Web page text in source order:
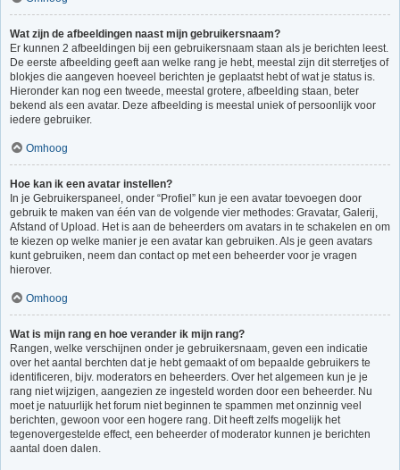
Wat zijn de afbeeldingen naast mijn gebruikersnaam?
Er kunnen 2 afbeeldingen bij een gebruikersnaam staan als je berichten leest.
De eerste afbeelding geeft aan welke rang je hebt, meestal zijn dit sterretjes of
blokjes die aangeven hoeveel berichten je geplaatst hebt of wat je status is.
Hieronder kan nog een tweede, meestal grotere, afbeelding staan, beter
bekend als een avatar. Deze afbeelding is meestal uniek of persoonlijk voor
iedere gebruiker.
Omhoog
Hoe kan ik een avatar instellen?
In je Gebruikerspaneel, onder “Profiel” kun je een avatar toevoegen door
gebruik te maken van één van de volgende vier methodes: Gravatar, Galerij,
Afstand of Upload. Het is aan de beheerders om avatars in te schakelen en om
te kiezen op welke manier je een avatar kan gebruiken. Als je geen avatars
kunt gebruiken, neem dan contact op met een beheerder voor je vragen
hierover.
Omhoog
Wat is mijn rang en hoe verander ik mijn rang?
Rangen, welke verschijnen onder je gebruikersnaam, geven een indicatie
over het aantal berchten dat je hebt gemaakt of om bepaalde gebruikers te
identificeren, bijv. moderators en beheerders. Over het algemeen kun je je
rang niet wijzigen, aangezien ze ingesteld worden door een beheerder. Nu
moet je natuurlijk het forum niet beginnen te spammen met onzinnig veel
berichten, gewoon voor een hogere rang. Dit heeft zelfs mogelijk het
tegenovergestelde effect, een beheerder of moderator kunnen je berichten
aantal doen dalen.